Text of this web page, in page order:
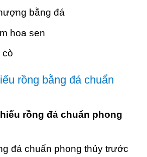
bằng đá
hoa sen
cò
rồng bằng đá chuẩn
rồng đá chuẩn phong
đá chuẩn phong thủy trước